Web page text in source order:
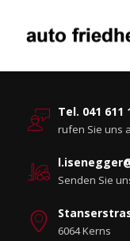
Tel. 041 611
rufen Sie uns
Senden Sie
6064 Kerns